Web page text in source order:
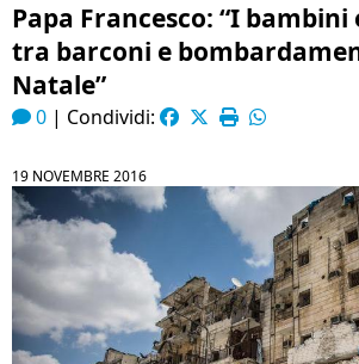
Papa Francesco: “I
tra barconi e
Natale”
0 | Condividi:
19 NOVEMBRE 2016